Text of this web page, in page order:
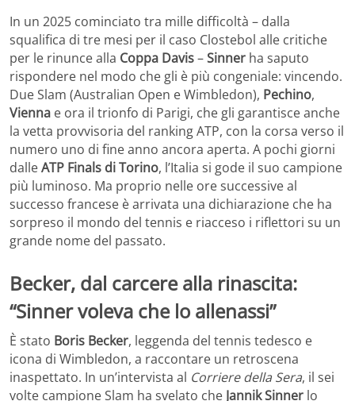
In un 2025 cominciato tra mille difficoltà – dalla
squalifica di tre mesi per il caso Clostebol alle critiche
per le rinunce alla Coppa Davis–Sinner ha saputo
rispondere nel modo che gli è più congeniale: vincendo.
Due Slam (Australian Open e Wimbledon), Pechino,
Vienna e ora il trionfo di Parigi, che gli garantisce anche
la vetta provvisoria del ranking ATP, con la corsa verso il
numero uno di fine anno ancora aperta. A pochi giorni
dalleATP Finals di Torino, l’Italia si gode il suo campione
più luminoso. Ma proprio nelle ore successive al
successo francese è arrivata una dichiarazione che ha
sorpreso il mondo del tennis e riacceso i riflettori su un
grande nome del passato.
Becker, dal carcere alla rinascita:
“Sinner voleva che lo allenassi”
È stato Boris Becker, leggenda del tennis tedesco e
icona di Wimbledon, a raccontare un retroscena
inaspettato. In un’intervista al Corriere della Sera, il sei
volte campione Slam ha svelato che Jannik Sinner lo